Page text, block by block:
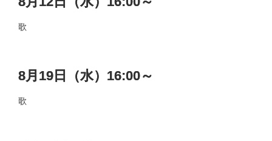
歌
8月19日（水）16:00～
歌